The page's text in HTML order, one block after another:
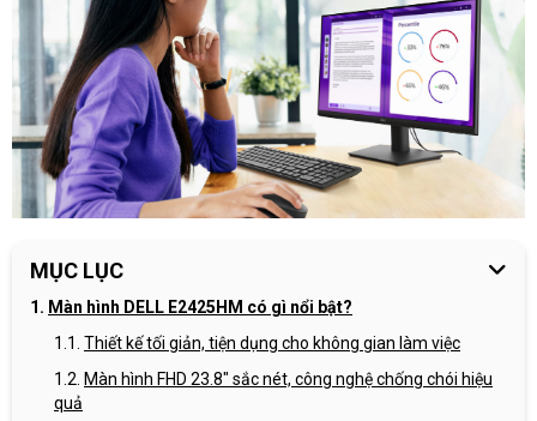
MỤC LỤC
Màn hình DELL E2425HM có gì nổi bật?
Thiết kế tối giản, tiện dụng cho không gian làm việc
Màn hình FHD 23.8" sắc nét, công nghệ chống chói hiệu
quả